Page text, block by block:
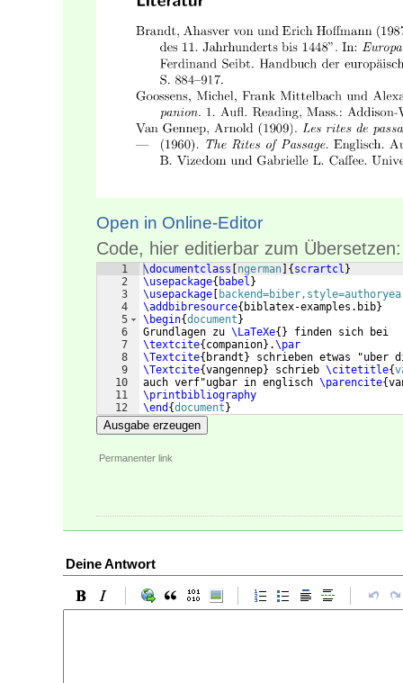
Open in Online-Editor
Code, hier editierbar zum Übersetzen:
1
2
3
4
5
6
7
8
9
10
11
12
\documentclass ngerman { scrartcl }
\usepackage{ babel }
\usepackage
\addbibresource{ biblatex-examples.bib}
\begin{document }
Grundlagen zu \LaTeXe{ } finden sich bei
\textcite{ companion} .\par
\Textcite{ brandt } schrieben etwas "uber
\Textcite{vangennep} schrieb \citetitle{
auch verf"ugbar in englisch \parencite{
\printbibliography
\end {document }
Ausgabe erzeugen
Permanenter link
Deine Antwort